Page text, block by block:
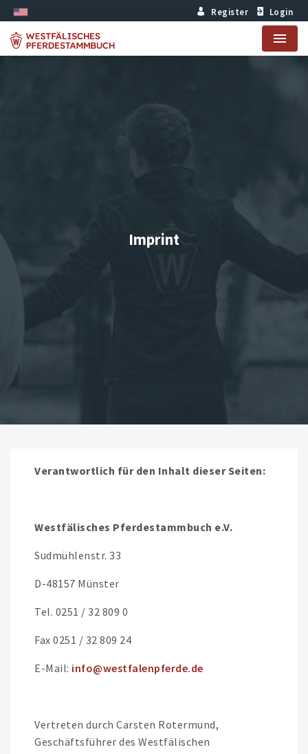
Register Login
Menu
Imprint
Verantwortlich für den Inhalt dieser Seiten:
Westfälisches Pferdestammbuch e.V.
Sudmühlenstr. 33
D-48157 Münster
Tel. 0251 / 32 809 0
Fax 0251 / 32 809 24
E-Mail: info@westfalenpferde.de
Vertreten durch Carsten Rotermund,
Geschäftsführer des Westfälischen